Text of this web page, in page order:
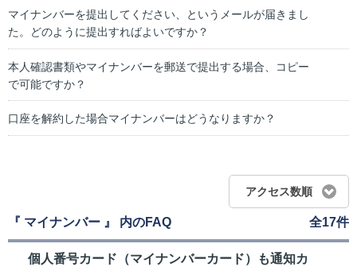
マイナンバーを提出してください、というメールが届きまし
た。どのように提出すればよいですか？
本人確認書類やマイナンバーを郵送で提出する場合、コピー
で可能ですか？
口座を解約した場合マイナンバーはどうなりますか？
アクセス数順
『 マイナンバー 』 内のFAQ 全17件
個人番号カード（マイナンバーカード）も通知カ